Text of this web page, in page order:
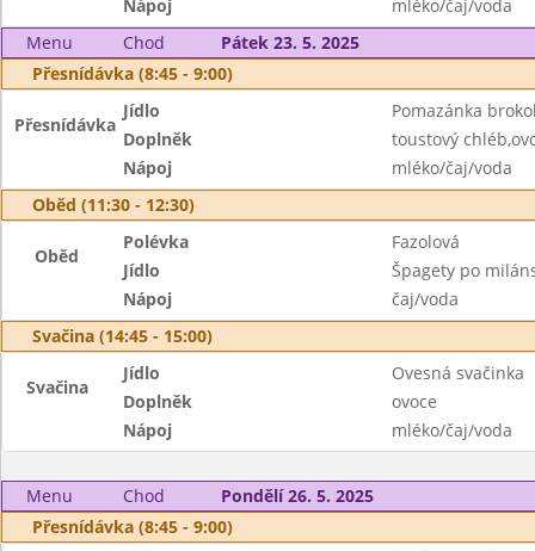
Nápoj
mléko/čaj/voda
Menu
Chod
Pátek 23. 5. 2025
Přesnídávka (8:45 - 9:00)
Přesnídávka
Jídlo
Pomazánka
Doplněk
toustový
Nápoj
mléko/čaj/voda
Oběd (11:30 - 12:30)
Oběd
Polévka
Fazolová
Jídlo
Špagety po
Nápoj
čaj/voda
Svačina (14:45 - 15:00)
Svačina
Jídlo
Ovesná svačinka
Doplněk
ovoce
Nápoj
mléko/čaj/voda
Menu Chod
Pondělí 26. 5. 2025
Přesnídávka (8:45 - 9:00)